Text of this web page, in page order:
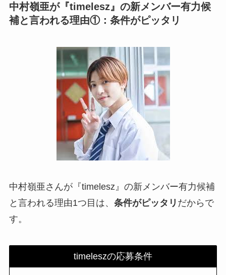
中村嶺亜が『timelesz』の新メンバー有力候
補と言われる理由①：条件がピッタリ
中村嶺亜さんが『timelesz』の新メンバー有力候補
と言われる理由1つ目は、 条件がピッタリ だからで
す。
timeleszの応募条件